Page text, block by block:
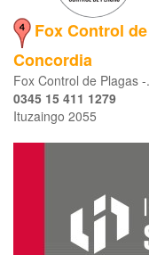
Fox Control
Concordia
Fox Control de Plagas
0345 15 411 1279
Ituzaingo 2055